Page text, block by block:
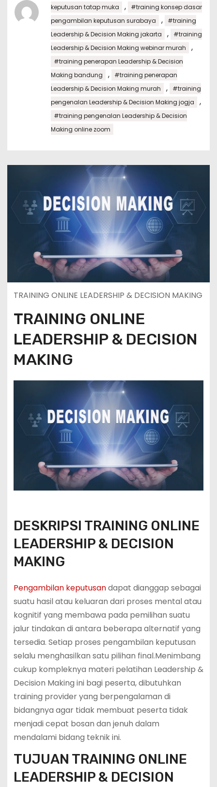
keputusan tatap muka
,
#training konsep dasar
pengambilan keputusan surabaya
,
#training
Leadership & Decision Making jakarta
,
#training
Leadership & Decision Making webinar murah
,
#training penerapan Leadership & Decision
Making bandung
,
#training penerapan
Leadership & Decision Making murah
,
#training
pengenalan Leadership & Decision Making jogja
,
#training pengenalan Leadership & Decision
Making online zoom
TRAINING ONLINE LEADERSHIP & DECISION MAKING
TRAINING ONLINE
LEADERSHIP & DECISION
MAKING
DESKRIPSI TRAINING ONLINE
LEADERSHIP & DECISION
MAKING
Pengambilan keputusandapat dianggap sebagai
suatu hasil atau keluaran dari proses mental atau
kognitif yang membawa pada pemilihan suatu
jalur tindakan di antara beberapa alternatif yang
tersedia. Setiap proses pengambilan keputusan
selalu menghasilkan satu pilihan final.Menimbang
cukup kompleknya materi pelatihan Leadership &
Decision Making ini bagi peserta, dibutuhkan
training provider yang berpengalaman di
bidangnya agar tidak membuat peserta tidak
menjadi cepat bosan dan jenuh dalam
mendalami bidang teknik ini.
TUJUAN TRAINING ONLINE
LEADERSHIP & DECISION